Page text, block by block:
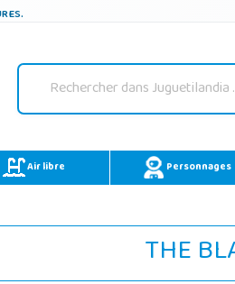
Air libre Personnages
THE